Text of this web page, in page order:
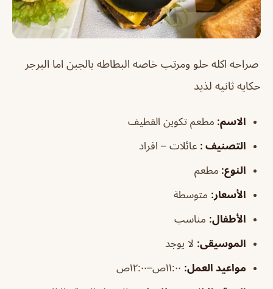
صراحه اكله حلو ومرتب خاصه البطاطه بالجبن اما البرجر
حكايه ثانيه لذيد
الاسم: مطعم تكوين القطيف
التصنيف : عائلات – افراد
النوع: مطعم
الأسعار: متوسطة
الأطفال: مناسب
الموسيقى: لا يوجد
مواعيد العمل: